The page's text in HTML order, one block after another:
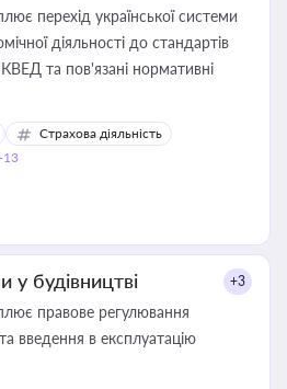
перехід української системи
діяльності до стандартів
та пов'язані нормативні
Страхова діяльність
у будівництві +3
правове регулювання
введення в експлуатацію